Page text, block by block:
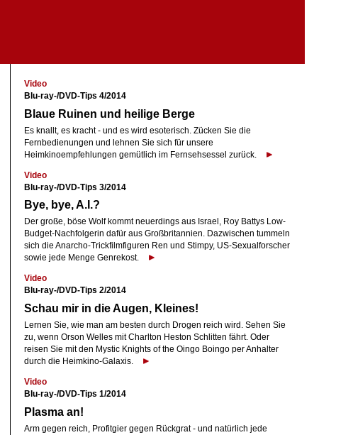
Video
Blu-ray-/DVD-Tips 4/2014
Blaue Ruinen und heilige Berge
Es knallt, es kracht - und es wird esoterisch. Zücken Sie die
Fernbedienungen und lehnen Sie sich für unsere
Heimkinoempfehlungen gemütlich im Fernsehsessel zurück.
Video
Blu-ray-/DVD-Tips 3/2014
Bye, bye, A.I.?
Der große, böse Wolf kommt neuerdings aus Israel, Roy Battys Low-
Budget-Nachfolgerin dafür aus Großbritannien. Dazwischen tummeln
sich die Anarcho-Trickfilmfiguren Ren und Stimpy, US-Sexualforscher
sowie jede Menge Genrekost.
Video
Blu-ray-/DVD-Tips 2/2014
Schau mir in die Augen, Kleines!
Lernen Sie, wie man am besten durch Drogen reich wird. Sehen Sie
zu, wenn Orson Welles mit Charlton Heston Schlitten fährt. Oder
reisen Sie mit den Mystic Knights of the Oingo Boingo per Anhalter
durch die Heimkino-Galaxis.
Video
Blu-ray-/DVD-Tips 1/2014
Plasma an!
Arm gegen reich, Profitgier gegen Rückgrat - und natürlich jede